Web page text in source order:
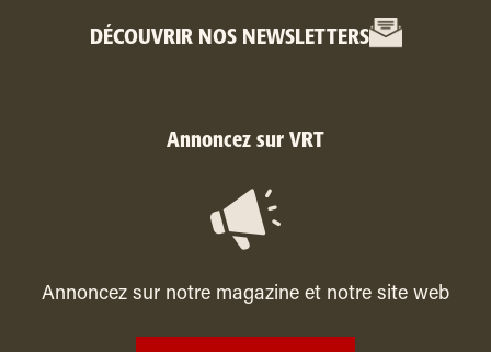
DÉCOUVRIR NOS NEWSLETTERS
Annoncez sur VRT
Annoncez sur notre magazine et notre site web